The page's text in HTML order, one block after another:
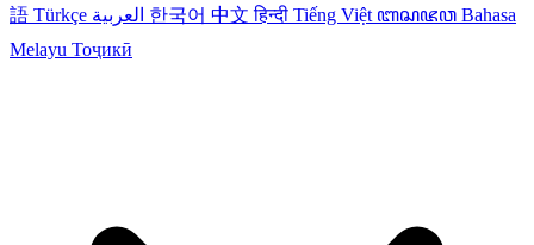
語 Türkçe 한국어 中文हिन्दी Tiếng Việt ꦧꦱꦗꦮ Bahasa
Melayu Тоҷикӣ